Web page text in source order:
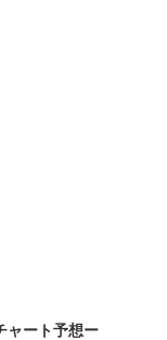
ャート予想ー